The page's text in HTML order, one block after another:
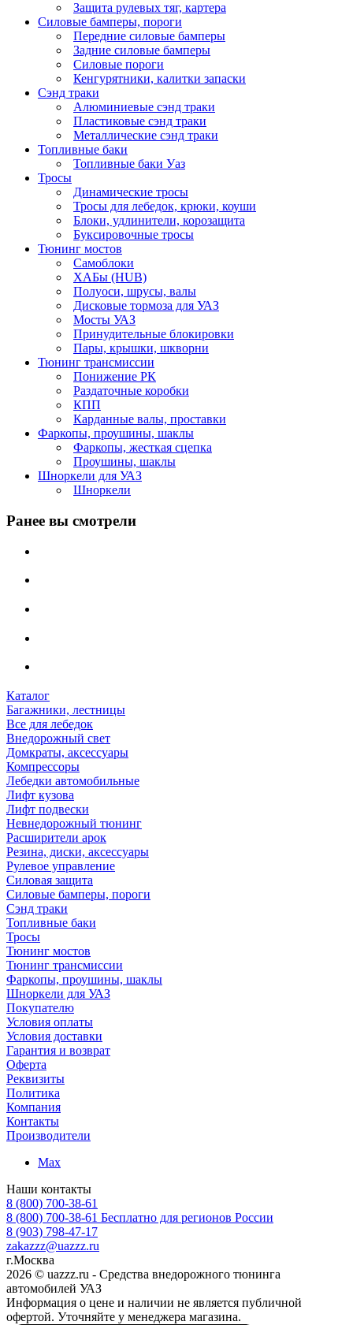
Защита рулевых тяг, картера
Силовые бамперы, пороги
Передние силовые бамперы
Задние силовые бамперы
Силовые пороги
Кенгурятники, калитки запаски
Сэнд траки
Алюминиевые сэнд траки
Пластиковые сэнд траки
Металлические сэнд траки
Топливные баки
Топливные баки Уаз
Тросы
Динамические тросы
Тросы для лебедок, крюки, коуши
Блоки, удлинители, корозащита
Буксировочные тросы
Тюнинг мостов
Самоблоки
ХАБы (HUB)
Полуоси, шрусы, валы
Дисковые тормоза для УАЗ
Мосты УАЗ
Принудительные блокировки
Пары, крышки, шкворни
Тюнинг трансмиссии
Понижение РК
Раздаточные коробки
КПП
Карданные валы, проставки
Фаркопы, проушины, шаклы
Фаркопы, жесткая сцепка
Проушины, шаклы
Шноркели для УАЗ
Шноркели
Ранее вы смотрели
Каталог
Багажники, лестницы
Все для лебедок
Внедорожный свет
Домкраты, аксессуары
Компрессоры
Лебедки автомобильные
Лифт кузова
Лифт подвески
Невнедорожный тюнинг
Расширители арок
Резина, диски, аксессуары
Рулевое управление
Силовая защита
Силовые бамперы, пороги
Сэнд траки
Топливные баки
Тросы
Тюнинг мостов
Тюнинг трансмиссии
Фаркопы, проушины, шаклы
Шноркели для УАЗ
Покупателю
Условия оплаты
Условия доставки
Гарантия и возврат
Оферта
Реквизиты
Политика
Компания
Контакты
Производители
Max
Наши контакты
8 (800) 700-38-61
8 (800) 700-38-61 Бесплатно для регионов России
8 (903) 798-47-17
zakazzz@uazzz.ru
г.Москва
2026 © uazzz.ru - Средства внедорожного тюнинга
автомобилей УАЗ
Информация о цене и наличии не является публичной
офертой. Уточняйте у менеджера магазина.